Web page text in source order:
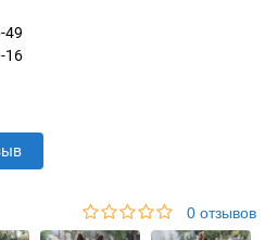
49
16
0 отзывов